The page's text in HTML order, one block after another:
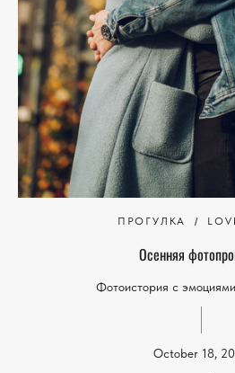
ПРОГУЛКА
Осенняя
Фотоистория с
October 18,